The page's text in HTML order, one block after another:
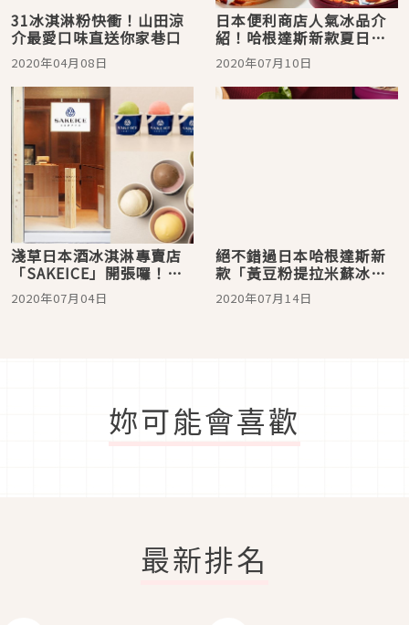
31冰淇淋粉快衝！山田涼
介最愛口味直送你家巷口
2020年04月08日
日本便利商店人氣冰品介
紹！哈根達斯新款夏日義
式冰淇淋系列讓人看了口
水直流
2020年07月10日
淺草日本酒冰淇淋專賣店
「SAKEICE」開張囉！穿
著和服優雅地享受專屬於
大人的快樂
2020年07月04日
絕不錯過日本哈根達斯新
款「黃豆粉提拉米蘇冰淇
淋」 還有其他你沒吃過的
口味攏底佳！
2020年07月14日
妳可能會喜歡
最新排名